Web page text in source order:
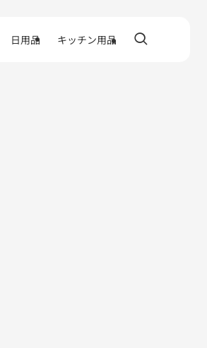
日用品 キッチン用品